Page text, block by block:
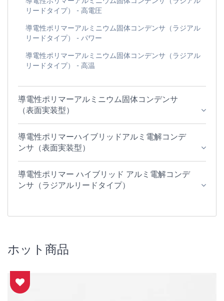
リードタイプ） - 高電圧
導電性ポリマーアルミニウム固体コンデンサ（ラジアル
リードタイプ） - パワー
導電性ポリマーアルミニウム固体コンデンサ（ラジアル
リードタイプ） - 高温
導電性ポリマーアルミニウム固体コンデンサ
（表面実装型）
導電性ポリマーハイブリッドアルミ電解コンデ
ンサ（表面実装型）
導電性ポリマー ハイブリッド アルミ電解コンデ
ンサ（ラジアルリードタイプ）
ホット商品